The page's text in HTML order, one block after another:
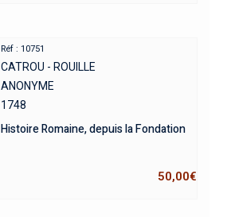
Réf : 10751
CATROU - ROUILLE
ANONYME
1748
Histoire Romaine, depuis la Fondation
50,00€